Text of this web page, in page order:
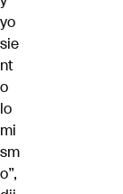
yo
sie
nt
o
lo
mi
sm
o”,